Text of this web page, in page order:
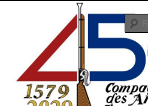
Arquebusiers.eu